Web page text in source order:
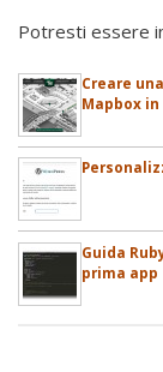
Potresti essere
Creare
Mapbox
Guida
prima app